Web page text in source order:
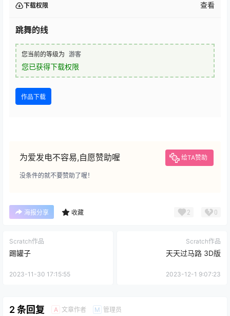
下载权限 查看
跳舞的线
您当前的等级为 游客
您已获得下载权限
作品下载
为爱发电不容易,自愿赞助喔 给TA赞助
没条件的就不要赞助了喔！
海报分享 收藏 2 0
Scratch作品
踢罐子
2023-11-30 17:15:55
Scratch作品
天天过马路 3D版
2023-12-1 9:07:23
2 条回复 A 文章作者 M 管理员